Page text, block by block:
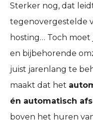
Sterker nog, dat
tegenovergestelde
hosting… Toch
en bijbehorende
juist jarenlang te
maakt dat het
én automatisch
boven het huren